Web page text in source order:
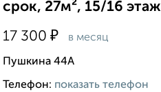
срок, 27м², 15/16 этаж
17 300 ₽ в месяц
Пушкина 44А
Телефон: показать телефон